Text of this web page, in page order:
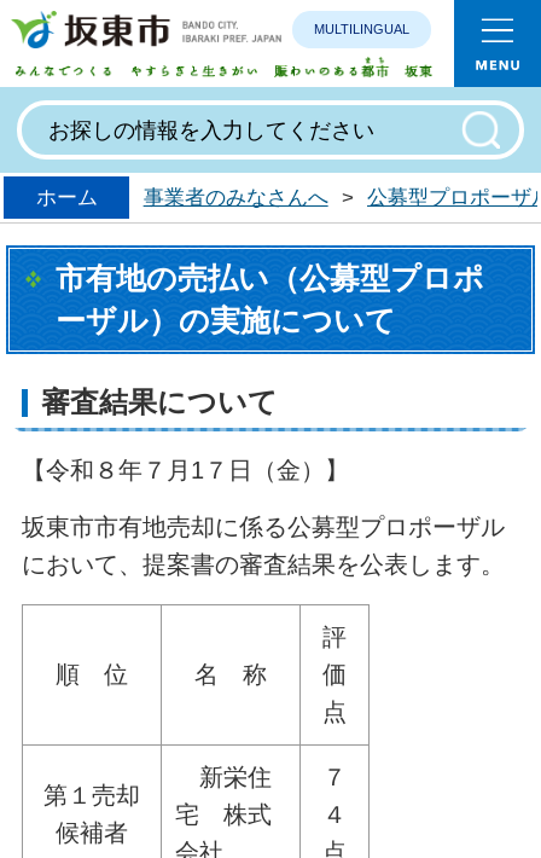
みんなで
MULTILINGUAL
ホーム 事業者のみなさんへ > 公募型プロポーザ
市有地の売払い（公募型プロポ
ーザル）の実施について
審査結果について
【令和８年７月1７日（金）】
坂東市市有地売却に係る公募型プロポーザル
において、提案書の審査結果を公表します。
順 位 名 称
評
価
点
第１売却
候補者
新栄住
宅 株式
会社
７
４
点